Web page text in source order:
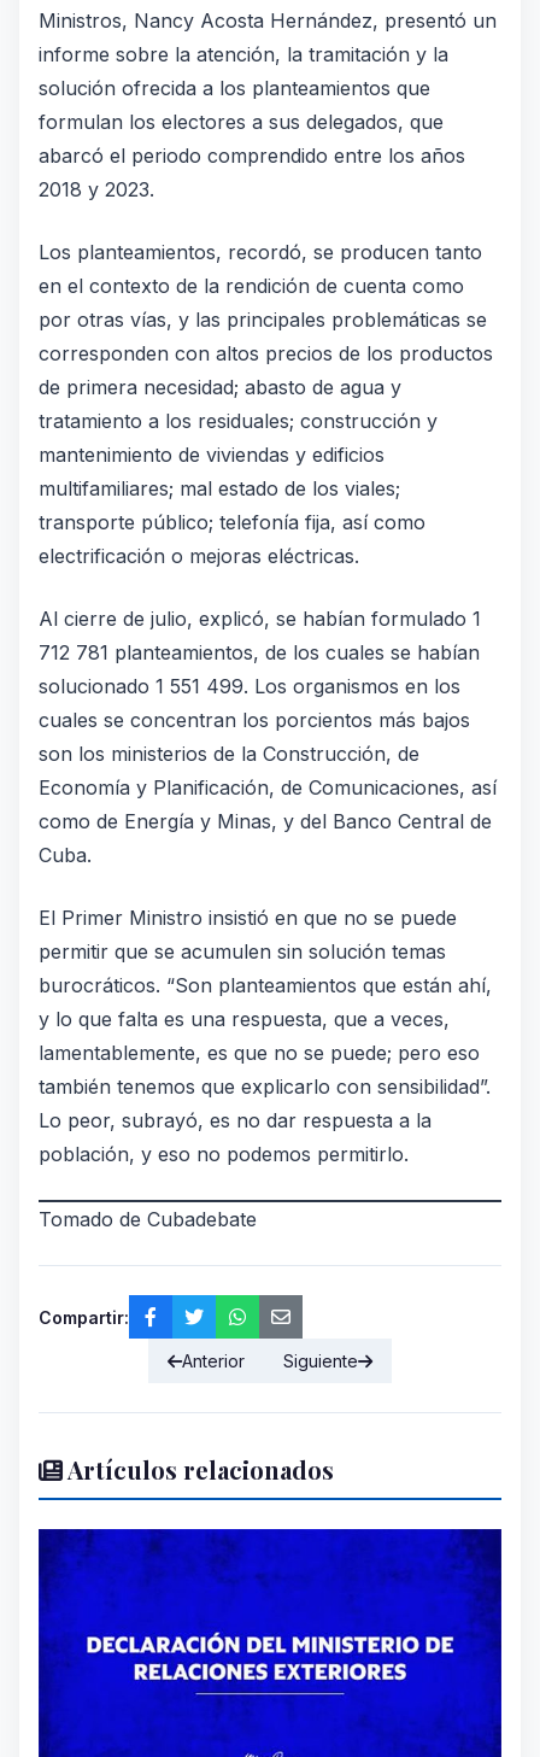
Ministros, Nancy Acosta Hernández, presentó un
informe sobre la atención, la tramitación y la
solución ofrecida a los planteamientos que
formulan los electores a sus delegados, que
abarcó el periodo comprendido entre los años
2018 y 2023.
Los planteamientos, recordó, se producen tanto
en el contexto de la rendición de cuenta como
por otras vías, y las principales problemáticas se
corresponden con altos precios de los productos
de primera necesidad; abasto de agua y
tratamiento a los residuales; construcción y
mantenimiento de viviendas y edificios
multifamiliares; mal estado de los viales;
transporte público; telefonía fija, así como
electrificación o mejoras eléctricas.
Al cierre de julio, explicó, se habían formulado 1
712 781 planteamientos, de los cuales se habían
solucionado 1 551 499. Los organismos en los
cuales se concentran los porcientos más bajos
son los ministerios de la Construcción, de
Economía y Planificación, de Comunicaciones, así
como de Energía y Minas, y del Banco Central de
Cuba.
El Primer Ministro insistió en que no se puede
permitir que se acumulen sin solución temas
burocráticos. “Son planteamientos que están ahí,
y lo que falta es una respuesta, que a veces,
lamentablemente, es que no se puede; pero eso
también tenemos que explicarlo con sensibilidad”.
Lo peor, subrayó, es no dar respuesta a la
población, y eso no podemos permitirlo.
Tomado de Cubadebate
Compartir:
Anterior Siguiente
Artículos relacionados